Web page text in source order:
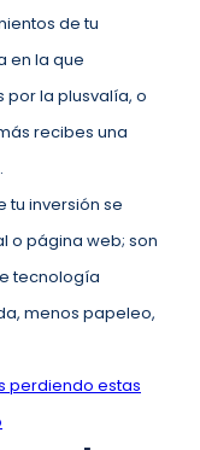
de tu
en la que
la plusvalía, o
recibes una
tu inversión se
o página web; son
tecnología
menos papeleo,
perdiendo estas